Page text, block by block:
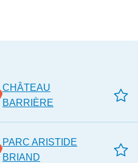
CHÂTEAU
BARRIÈRE
PARC ARISTIDE
BRIAND